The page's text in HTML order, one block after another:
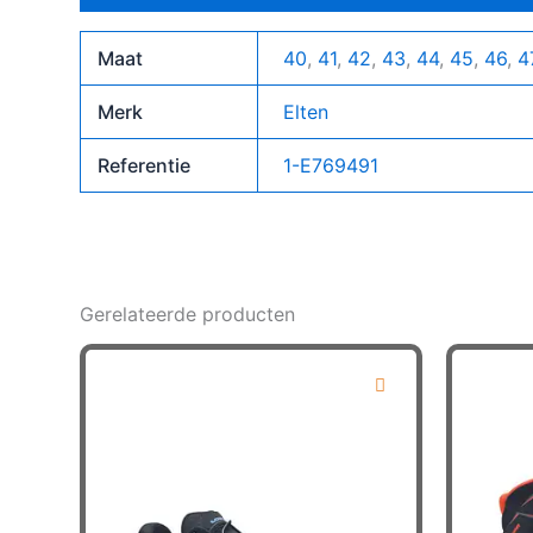
Maat 40, 41, 42, 43, 44, 45, 46,
Merk Elten
Referentie 1-E769491
Gerelateerde producten